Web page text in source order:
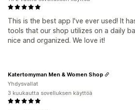
This is the best app I've ever used! It
tools that our shop utilizes on a daily
nice and organized. We love it!
Katertomyman Men & Women Shop
Yhdysvallat
3 kuukautta sovelluksen käyttöä